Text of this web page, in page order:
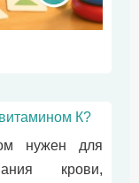
К?
нужен для
крови,